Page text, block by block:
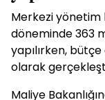
Merkezi
döneminde 363
yapılırken,
olarak
Maliye